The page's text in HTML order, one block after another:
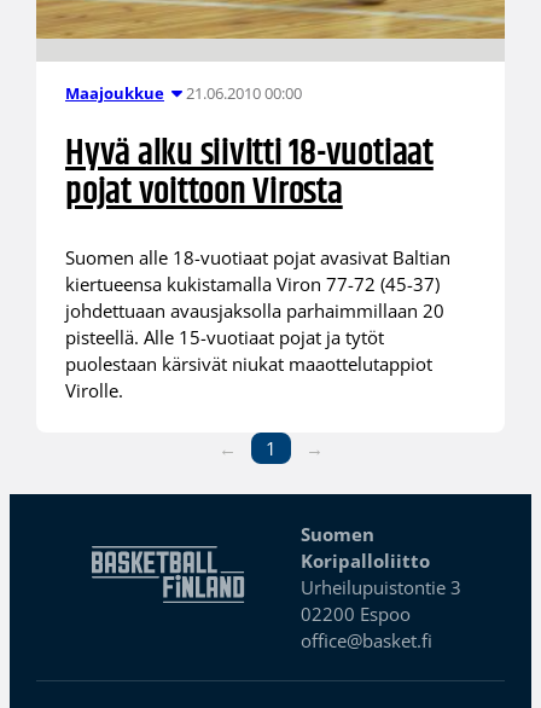
Maajoukkue 21.06.2010 00:00
Hyvä alku siivitti 18-vuotiaat
pojat voittoon Virosta
Suomen alle 18-vuotiaat pojat avasivat Baltian
kiertueensa kukistamalla Viron 77-72 (45-37)
johdettuaan avausjaksolla parhaimmillaan 20
pisteellä. Alle 15-vuotiaat pojat ja tytöt
puolestaan kärsivät niukat maaottelutappiot
Virolle.
← 1 →
Suomen
Koripalloliitto
Urheilupuistontie 3
02200 Espoo
office@basket.fi